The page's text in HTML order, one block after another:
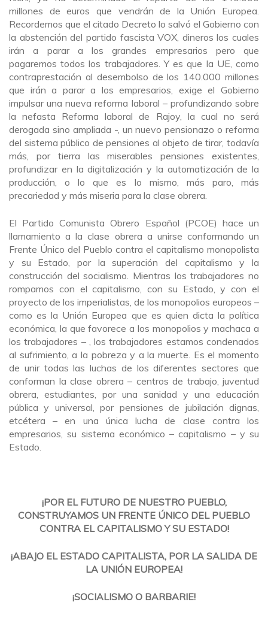
millones de euros que vendrán de la Unión Europea.
Recordemos que el citado Decreto lo salvó el Gobierno con
la abstención del partido fascista VOX, dineros los cuales
irán a parar a los grandes empresarios pero que
pagaremos todos los trabajadores. Y es que la UE, como
contraprestación al desembolso de los 140.000 millones
que irán a parar a los empresarios, exige el Gobierno
impulsar una nueva reforma laboral – profundizando sobre
la nefasta Reforma laboral de Rajoy, la cual no será
derogada sino ampliada -, un nuevo pensionazo o reforma
del sistema público de pensiones al objeto de tirar, todavía
más, por tierra las miserables pensiones existentes,
profundizar en la digitalización y la automatización de la
producción, o lo que es lo mismo, más paro, más
precariedad y más miseria para la clase obrera.
El Partido Comunista Obrero Español (PCOE) hace un
llamamiento a la clase obrera a unirse conformando un
Frente Único del Pueblo contra el capitalismo monopolista
y su Estado, por la superación del capitalismo y la
construcción del socialismo. Mientras los trabajadores no
rompamos con el capitalismo, con su Estado, y con el
proyecto de los imperialistas, de los monopolios europeos –
como es la Unión Europea que es quien dicta la política
económica, la que favorece a los monopolios y machaca a
los trabajadores – , los trabajadores estamos condenados
al sufrimiento, a la pobreza y a la muerte. Es el momento
de unir todas las luchas de los diferentes sectores que
conforman la clase obrera – centros de trabajo, juventud
obrera, estudiantes, por una sanidad y una educación
pública y universal, por pensiones de jubilación dignas,
etcétera – en una única lucha de clase contra los
empresarios, su sistema económico – capitalismo – y su
Estado.
¡POR EL FUTURO DE NUESTRO PUEBLO,
CONSTRUYAMOS UN FRENTE ÚNICO DEL PUEBLO
CONTRA EL CAPITALISMO Y SU ESTADO!
¡ABAJO EL ESTADO CAPITALISTA, POR LA SALIDA DE
LA UNIÓN EUROPEA!
¡SOCIALISMO O BARBARIE!